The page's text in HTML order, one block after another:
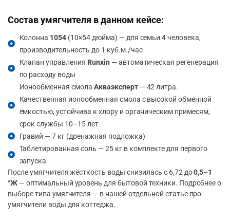
Состав умягчителя в данном кейсе:
Колонна 1054 (10×54 дюйма) — для семьи 4 человека,
производительность до 1 куб.м./час
Клапан управления Runxin — автоматическая регенерация
по расходу воды
Ионообменная смола Акваэксперт— 42 литра.
Качественная ионообменная смола с высокой обменной
ёмкостью, устойчива к хлору и органическим примесям,
срок службы 10–15 лет
Гравий — 7 кг (дренажная подложка)
Таблетированная соль — 25 кг в комплекте для первого
запуска
После умягчителя жёсткость воды снизилась с 6,72 до0,5–1
°Ж— оптимальный уровень для бытовой техники. Подробнее о
выборе типа умягчителя — в нашей отдельной статье про
умягчители воды для коттеджа.